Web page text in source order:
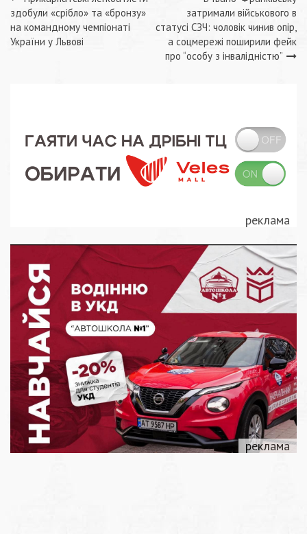
записів
здобули «срібло» та «бронзу»
на командному чемпіонаті
України у Львові
затримали військового в
статусі СЗЧ: чоловік чинив опір,
а соцмережі поширили фейк
про “особу з інвалідністю”